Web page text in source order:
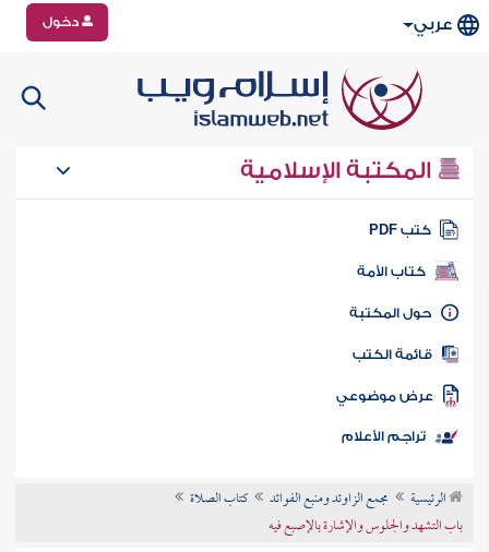
عربي دخول
المكتبة الإسلامية
كتب PDF
كتاب الأمة
المكتبة
الكتب
موضوعي
تراجم الأعلام
الرئيسية مجمع الزاوئد ومنبع الفوائد
كتاب الصلاة
باب التشهد والجلوس والإشارة بالإصبع فيه